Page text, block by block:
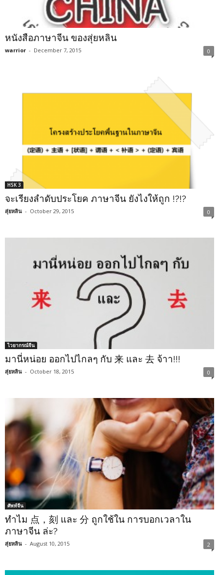
หนังสือภาษาจีน ของสุ่ยหลิน
warrior - December 7, 2015 0
HSK 3
จะเรียงลำดับประโยค ภาษาจีน ยังไงให้ถูก !?!?
สุ่ยหลิน - October 29, 2015 0
ไวยากรณ์จีน
มานี่หน่อย ออกไปไกลๆ กับ 来 และ 去 จ้าา!!!
สุ่ยหลิน - October 18, 2015 0
ศัพท์จีน
ทำไม 点，刻 และ 分 ถูกใช้ใน การบอกเวลาใน
ภาษาจีน ล่ะ?
สุ่ยหลิน - August 10, 2015 2